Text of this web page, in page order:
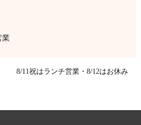
業
8/11祝はランチ営業・8/12はお休み